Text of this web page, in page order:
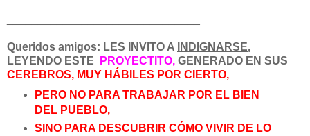
Queridos amigos: LES INVITO A INDIGNARSE,
LEYENDO ESTE
PROYECTITO, GENERADO EN SUS
CEREBROS, MUY HÁBILES POR CIERTO,
PERO NO PARA TRABAJAR POR EL BIEN
DEL PUEBLO,
SINO PARA DESCUBRIR CÓMO VIVIR DE LO